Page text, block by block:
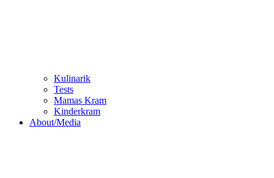
Kulinarik
Tests
Mamas Kram
Kinderkram
About/Media